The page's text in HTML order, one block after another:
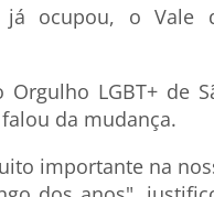
ocupou, o Vale
LGBT+ de
da mudança.
importante na